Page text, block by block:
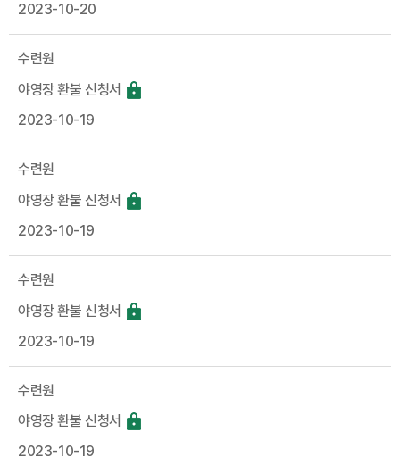
2023-10-20
수련원
야영장 환불 신청서
2023-10-19
수련원
야영장 환불 신청서
2023-10-19
수련원
야영장 환불 신청서
2023-10-19
수련원
야영장 환불 신청서
2023-10-19